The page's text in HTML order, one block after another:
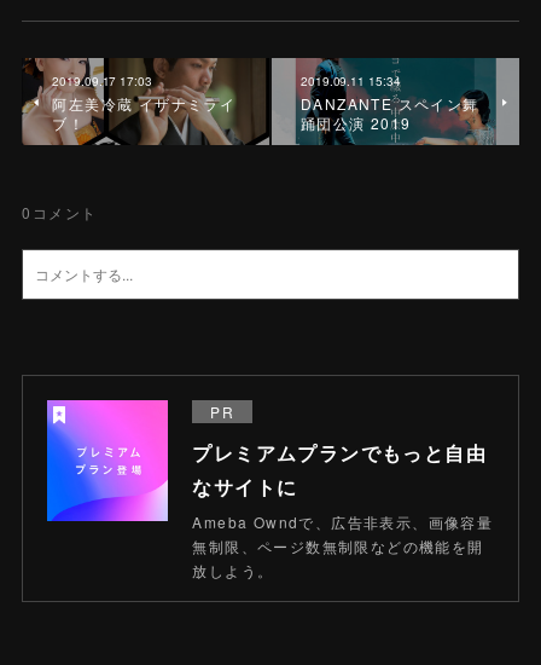
2019.09.17 17:03
阿左美冷蔵 イザナミライ
ブ！
2019.09.11 15:34
DANZANTE スペイン舞
踊団公演 2019
0 コメント
PR
プレミアムプランでもっと自由
なサイトに
Ameba Owndで、広告非表示、画像容量
無制限、ページ数無制限などの機能を開
放しよう。